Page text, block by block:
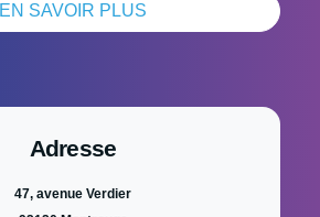
EN SAVOIR PLUS
Adresse
47, avenue Verdier